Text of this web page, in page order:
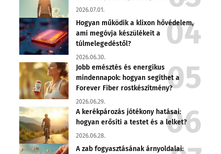
2026.07.01.
Hogyan működik a klixon hővédelem,
ami megóvja készülékeit a
túlmelegedéstől?
2026.06.30.
Jobb emésztés és energikus
mindennapok: hogyan segíthet a
Forever Fiber rostkészítmény?
2026.06.29.
A kerékpározás jótékony hatásai:
hogyan erősíti a testet és a lelket?
2026.06.28.
A zab fogyasztásának árnyoldalai: